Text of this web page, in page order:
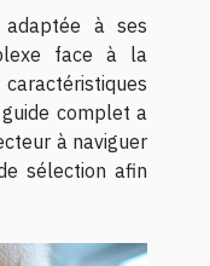
adaptée à ses
face à la
complet a
à naviguer
sélection afin